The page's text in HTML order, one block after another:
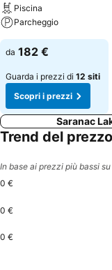
Piscina
Parcheggio
da 182 €
Guarda i prezzi di 12 siti
Scopri i prezzi
Saranac
Trend del prezzo
In base ai prezzi più bassi
0 €
0 €
0 €